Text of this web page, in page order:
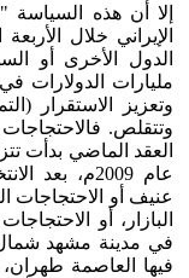
إلا أن هذه السياسة
الإيراني خلال
الدول الأخرى أو
مليارات الدولارات
وتعزيز الاستقرار
وتتقلص.
العقد الماضي بدأت
عام 2009م،
في مدينة مشهد
فيها العاصمة